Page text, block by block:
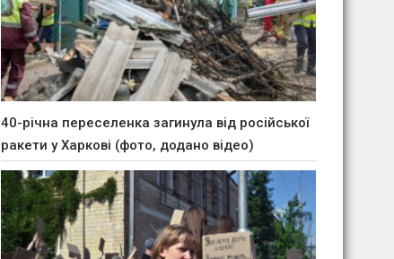
40-річна переселенка загинула від російської
ракети у Харкові (фото, додано відео)